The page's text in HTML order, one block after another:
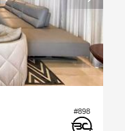
#898